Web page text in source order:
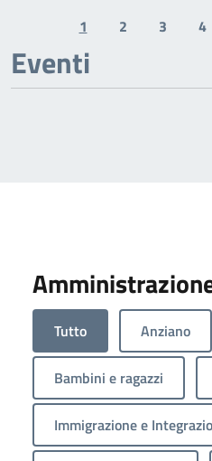
Previous page
1 2 3 4
Eventi
Tutto Anziano
Bambini e ragazzi
Immigrazione e